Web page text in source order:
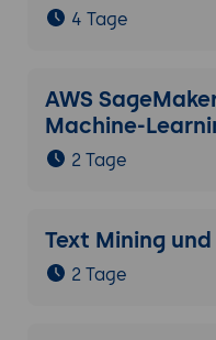
4 Tage
AWS
Machine-
2 Tage
Text Mining
2 Tage